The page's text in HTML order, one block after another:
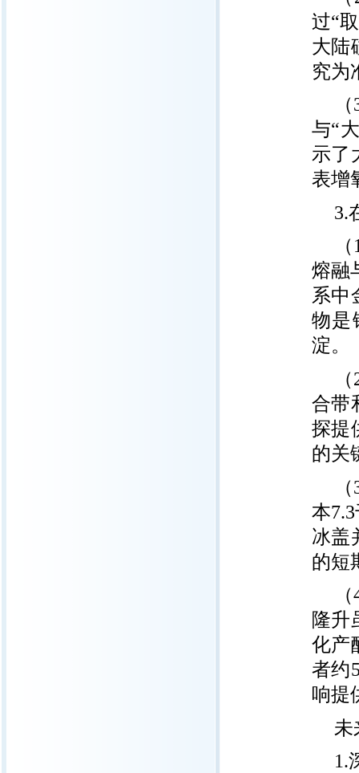
过“
大陆
究为
与“
示了
表增
3.
熔融
系中
物是
淀。
合带
探提
的关
本
冰盖
的短
隆升
化产
者约
响提
未
1.